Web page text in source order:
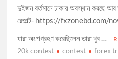
দুইজন বর্তমানে ঢাকায় অবস্থান করছে
রেজাল্ট- https://
যারা অংশগ্রহণ করেছিলেন তারা খুব …
20k contest contest forex